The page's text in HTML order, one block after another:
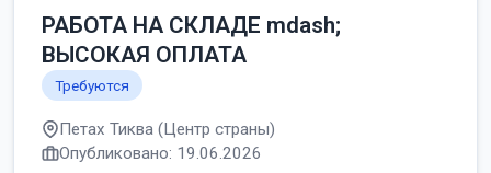
РАБОТА НА СКЛАДЕ mdash;
ВЫСОКАЯ ОПЛАТА
Требуются
Петах Тиква (Центр страны)
Опубликовано: 19.06.2026